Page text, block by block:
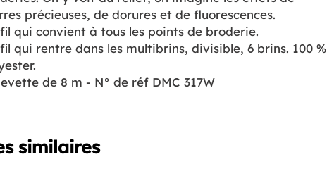
précieuses, de dorures et de fluorescences.
qui convient à tous les points de broderie.
qui rentre dans les multibrins, divisible, 6 brins. 100 %
de 8 m - N° de réf DMC 317W
similaires